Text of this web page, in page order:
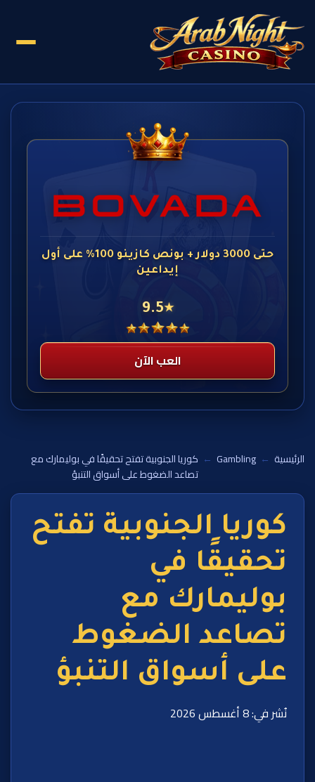
حتى 3000 دولار + بونص كازينو 100% على أول
إيداعين
★
9.5
العب الآن
الرئيسية ←
Gambling
← كوريا الجنوبية تفتح تحقيقًا في بوليمارك مع
تصاعد الضغوط على أسواق التنبؤ
كوريا الجنوبية تفتح
تحقيقًا في
بوليمارك مع
تصاعد الضغوط
على أسواق التنبؤ
نُشر في: 8 أغسطس 2026